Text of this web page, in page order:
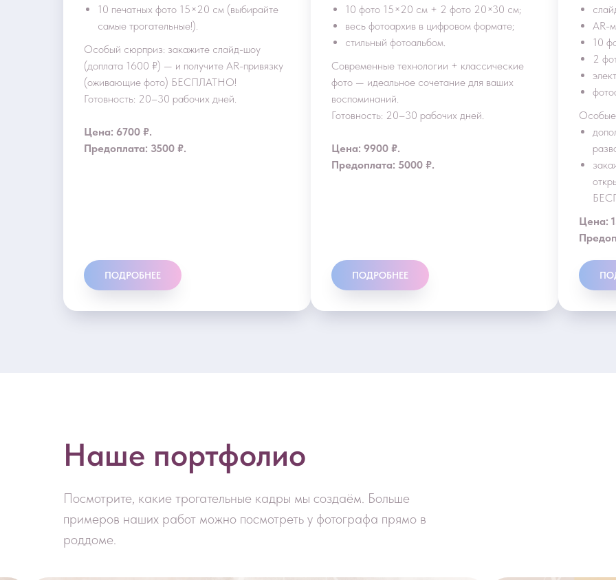
10 печатных фото 15×20 см (выбирайте
самые трогательные!).
Особый сюрприз: закажите слайд-шоу
(доплата 1600 ₽) — и получите AR-привязку
(оживающие фото) БЕСПЛАТНО!
Готовность: 20–30 рабочих дней.
Цена: 6700 ₽.
Предоплата: 3500 ₽.
ПОДРОБНЕЕ
10 фото 15×20 см + 2 фото 20×30 см;
весь фотоархив в цифровом формате;
стильный фотоальбом.
Современные технологии + классические
фото — идеальное сочетание для ваших
воспоминаний.
Готовность: 20–30 рабочих дней.
Цена: 9900 ₽.
Предоплата: 5000 ₽.
ПОДРОБНЕЕ
AR-
10
2
Особые
Цена:
Наше портфолио
Посмотрите, какие трогательные кадры мы создаём. Больше
примеров наших работ можно посмотреть у фотографа прямо в
роддоме.